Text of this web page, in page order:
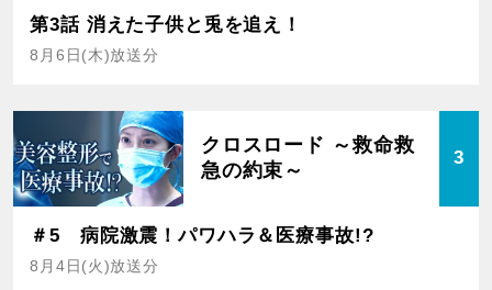
第3話 消えた子供と兎を追え！
8月6日(木)放送分
クロスロード ～救命救
急の約束～
3
＃5 病院激震！パワハラ＆医療事故!?
8月4日(火)放送分